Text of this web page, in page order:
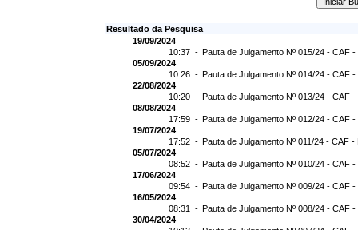
Resultado da Pesquisa
19/09/2024
10:37 - Pauta de Julgamento Nº 015/24 - CAF -
05/09/2024
10:26 - Pauta de Julgamento Nº 014/24 - CAF -
22/08/2024
10:20 - Pauta de Julgamento Nº 013/24 - CAF
08/08/2024
17:59 - Pauta de Julgamento Nº 012/24 - CAF
19/07/2024
17:52 - Pauta de Julgamento Nº 011/24 - CAF -
05/07/2024
08:52 - Pauta de Julgamento Nº 010/24 - CAF
17/06/2024
09:54 - Pauta de Julgamento Nº 009/24 - CAF
16/05/2024
08:31 - Pauta de Julgamento Nº 008/24 - CAF
30/04/2024